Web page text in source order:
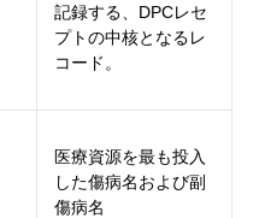
記録する、DPCレセ
プトの中核となるレ
コード。
医療資源を最も投入
した傷病名および副
傷病名